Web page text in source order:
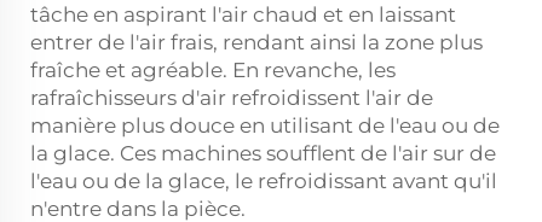
tâche en aspirant l'air chaud et en laissant
entrer de l'air frais, rendant ainsi la zone plus
fraîche et agréable. En revanche, les
rafraîchisseurs d'air refroidissent l'air de
manière plus douce en utilisant de l'eau ou de
la glace. Ces machines soufflent de l'air sur de
l'eau ou de la glace, le refroidissant avant qu'il
n'entre dans la pièce.